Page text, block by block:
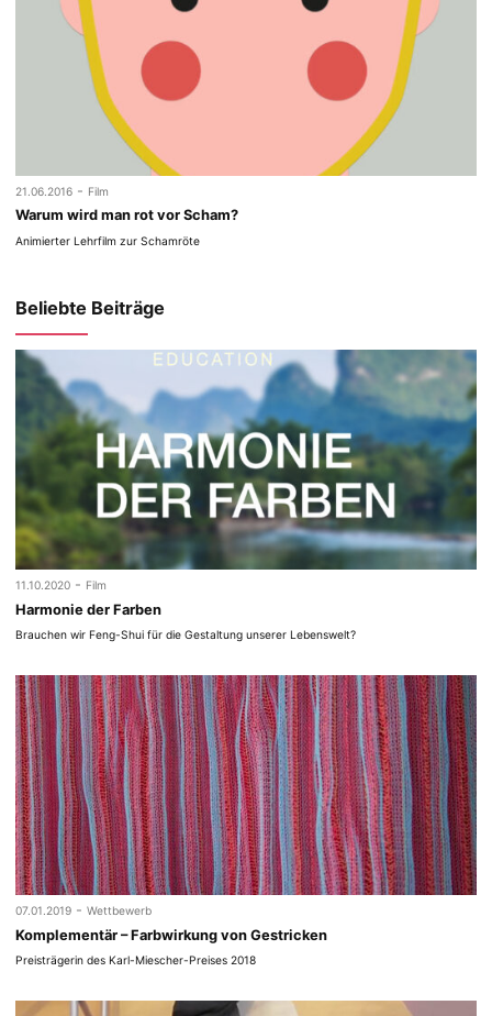
21.06.2016 - Film
Warum wird man rot vor Scham?
Animierter Lehrfilm zur Schamröte
Beliebte Beiträge
11.10.2020 - Film
Harmonie der Farben
Brauchen wir Feng-Shui für die Gestaltung unserer Lebenswelt?
07.01.2019 - Wettbewerb
Komplementär – Farbwirkung von Gestricken
Preisträgerin des Karl-Miescher-Preises 2018